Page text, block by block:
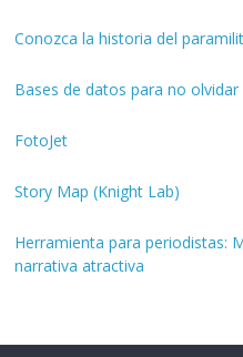
Conozca la historia del
Bases de datos para no olvidar
FotoJet
Story Map (Knight Lab)
Herramienta para periodistas:
narrativa atractiva